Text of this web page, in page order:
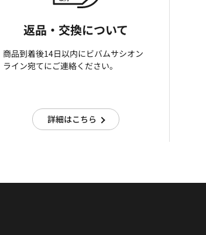
返品・交換について
商品到着後14日以内にビバムサシオン
ライン宛てにご連絡ください。
詳細はこちら